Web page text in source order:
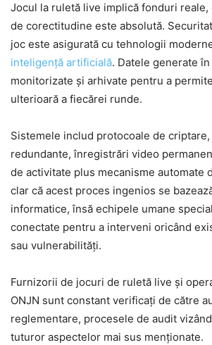
Jocul la ruletă live implică fonduri
de corectitudine este absolută.
joc este asigurată cu tehnologii
inteligență artificială. Datele generate
monitorizate și arhivate pentru a
ulterioară a fiecărei runde.
Sistemele includ protocoale de
redundante, înregistrări video
de activitate plus mecanisme automate
clar că acest proces ingenios se
informatice, însă echipele umane
conectate pentru a interveni oricând
sau vulnerabilități.
Furnizorii de jocuri de ruletă live și
ONJN sunt constant verificați de către
reglementare, procesele de audit
tuturor aspectelor mai sus menționate.